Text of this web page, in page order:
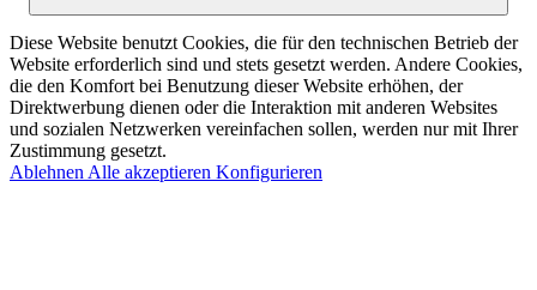
Diese Website benutzt Cookies, die für den technischen Betrieb der
Website erforderlich sind und stets gesetzt werden. Andere Cookies,
die den Komfort bei Benutzung dieser Website erhöhen, der
Direktwerbung dienen oder die Interaktion mit anderen Websites
und sozialen Netzwerken vereinfachen sollen, werden nur mit Ihrer
Zustimmung gesetzt.
Ablehnen Alle akzeptieren Konfigurieren